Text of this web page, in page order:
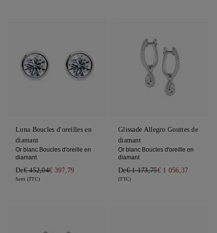
Luna Boucles d'oreilles en
diamant
Or blanc Boucles d'oreille en
diamant
De€ 452,04€ 397,79
Serti (TTC)
Glissade Allegro Gouttes de
diamant
Or blanc Boucles d'oreille en
diamant
De€ 1 173,75€ 1 056,37
(TTC)